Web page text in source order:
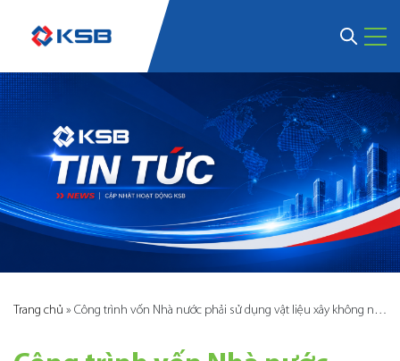
Trang chủ » Công trình vốn Nhà nước phải sử dụng vật liệu xây không nung từ 1/2/2018